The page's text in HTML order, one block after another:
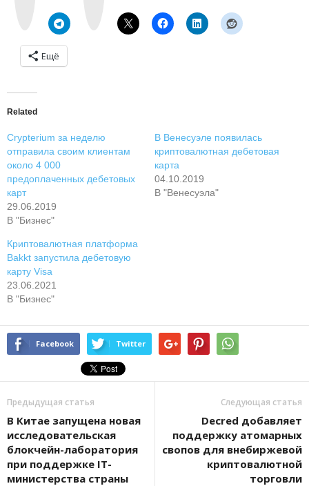
Ещё
Related
Crypterium за неделю
отправила своим клиентам
около 4 000
предоплаченных дебетовых
карт
29.06.2019
В "Бизнес"
В Венесуэле появилась
криптовалютная дебетовая
карта
04.10.2019
В "Венесуэла"
Криптовалютная платформа
Bakkt запустила дебетовую
карту Visa
23.06.2021
В "Бизнес"
Facebook Twitter
Предыдущая статья
В Китае запущена новая
исследовательская
блокчейн-лаборатория
при поддержке IT-
министерства страны
Следующая статья
Decred добавляет
поддержку атомарных
свопов для внебиржевой
криптовалютной
торговли